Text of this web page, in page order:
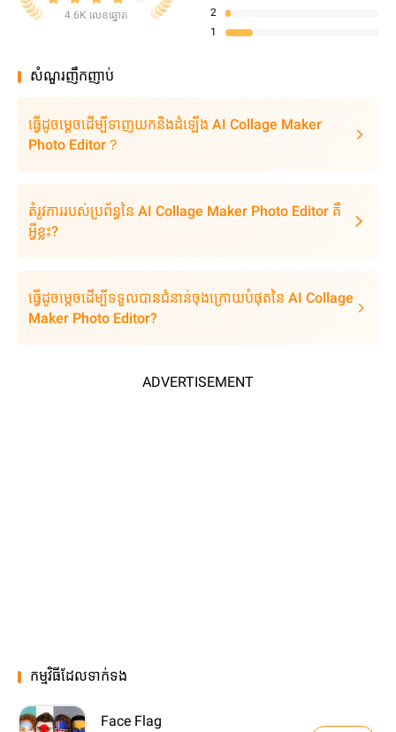
4.6K លេខឆ្នោត
2
1
សំណួរញឹកញាប់
ធ្វើដូចម្តេចដើម្បីទាញយកនិងដំឡើង AI Collage Maker
Photo Editor？
តំរូវការរបស់ប្រព័ន្ធនៃ AI Collage Maker Photo Editor គឺ
អ្វីខ្លះ?
ធ្វើដូចម្តេចដើម្បីទទួលបានជំនាន់ចុងក្រោយបំផុតនៃ AI Collage
Maker Photo Editor?
ADVERTISEMENT
កម្មវិធីដែលទាក់ទង
Face Flag